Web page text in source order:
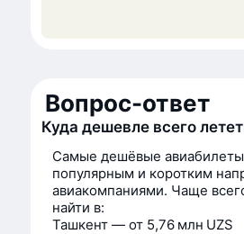
Вопрос-ответ
Куда дешевле всего
Самые дешёвые
популярным и коротким
авиакомпаниями. Чаще
найти в:
Ташкент — от 5,76 млн UZS